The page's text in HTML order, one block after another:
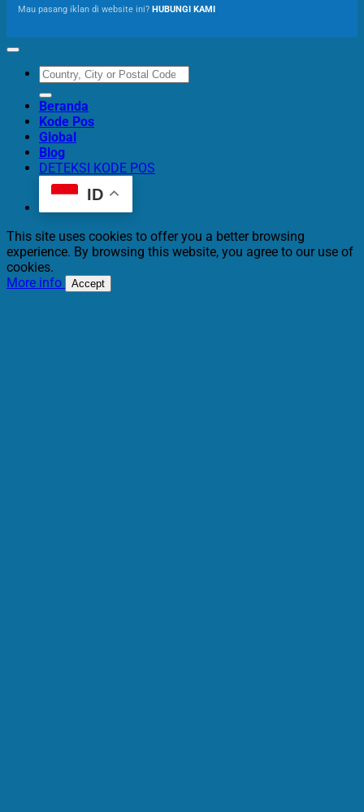
Mau pasang iklan di website ini? HUBUNGI KAMI
Beranda
Kode Pos
Global
Blog
DETEKSI KODE POS
ID
This site uses cookies to offer you a better browsing
experience. By browsing this website, you agree to our use of
cookies.
More info
Accept